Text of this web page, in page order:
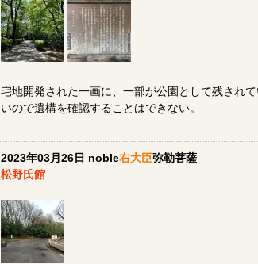
宅地開発された一画に、一部が公園として残され
いので遺構を確認することはできない。
2023年03月26日 noble右大臣弥勒菩薩
松野氏館